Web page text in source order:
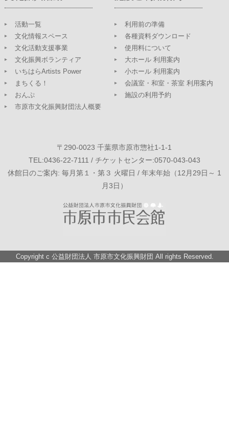
活動一覧
文化情報スペース
文化活動支援事業
文化振興ボランティア
いちはらArtists Power
まちくる！
おんぷ
市原市文化振興財団法人概要
利用前の準備
各種資料ダウンロード
使用料について
大ホール 利用案内
小ホール 利用案内
会議室・和室・茶室 利用案内
施設の利用予約
〒290-0023 千葉県市原市惣社1-1-1
TEL:0436-22-7111 / チケットセンター:0570-043-043
休館日のご案内: 毎月第１・第３ 火曜日 / 年末年始（12月29日～ 1
月3日）
Copyright c 公益財団法人 市原市文化振興財団 All rights Reserved.